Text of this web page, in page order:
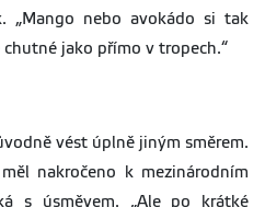
„Mango nebo avokádo si tak
jako přímo v tropech.“
vést úplně jiným směrem.
nakročeno k mezinárodním
s úsměvem. „Ale po krátké